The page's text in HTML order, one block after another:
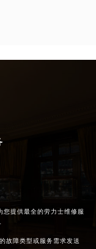
提供最全的劳力士维修服
故障类型或服务需求发送